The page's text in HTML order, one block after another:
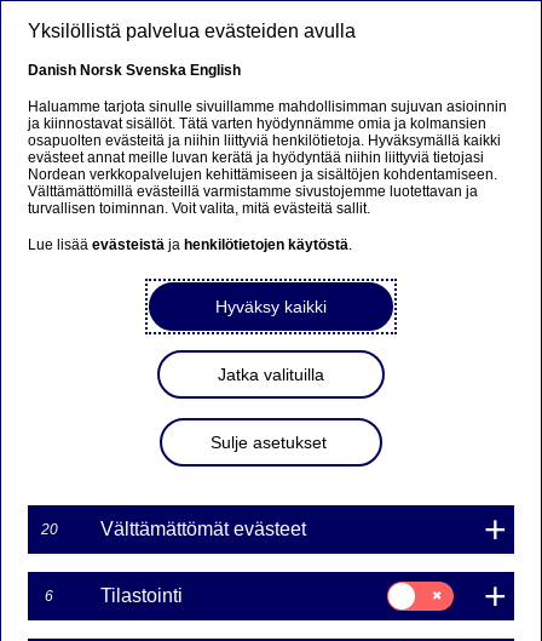
MARKKINATAKAUS
WARRANTILLE
TDAX7O12100NDS ON
PÄÄTTYNYT
16-03-2017 11:39
Nordea Bank Ab (publ):n liikkeeseenlaskeman Turbo-
warrantin markkinatakaus on päättynyt kohde-etuuden
hinnan saavutettua Turbo-warrantin knock-out tason.
Markkinatakauksen päättyminen koskee seuraavaa
Turbo-warranttia:
Liikkeeseenlaskija:
Nordea Bank AB (publ)
Yksilöllistä palvelua evästeiden avulla
Danish Norsk Svenska English
Haluamme tarjota sinulle sivuillamme mahdollisimman sujuvan asioinnin
ja kiinnostavat sisällöt. Tätä varten hyödynnämme omia ja kolmansien
osapuolten evästeitä ja niihin liittyviä henkilötietoja. Hyväksymällä kaikki
evästeet annat meille luvan kerätä ja hyödyntää niihin liittyviä tietojasi
Nordean verkkopalvelujen kehittämiseen ja sisältöjen kohdentamiseen.
Välttämättömillä evästeillä varmistamme sivustojemme luotettavan ja
turvallisen toiminnan. Voit valita, mitä evästeitä sallit.
Lue lisääevästeistä ja henkilötietojen käytöstä.
Hyväksy kaikki
Jatka valituilla
Sulje asetukset
20 Välttämättömät evästeet
6 Tilastointi
Suostumusvalinta:
Tilastointi